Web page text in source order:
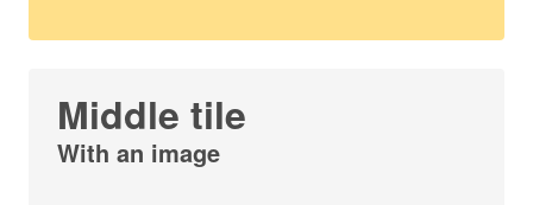
Middle tile
With an image